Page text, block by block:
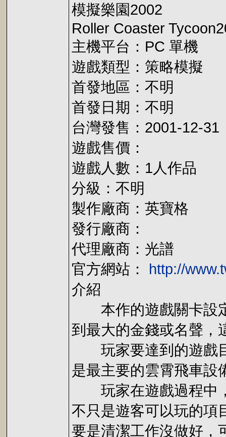
模擬樂園2002
Roller Coaster
主機平台：PC 單機
遊戲類型：策略模擬
首發地區：不明
首發日期：不明
台灣發售：2001-12-31
遊戲售價：
遊戲人數：1人作品
分級：不明
製作廠商：英寶格
發行廠商：
代理廠商：光譜
官方網站： http://
介紹
本作的遊戲關卡設定
到最大的金錢或名聲，
玩家要達到的遊戲目
是最主要的雲霄飛車設
玩家在遊戲過程中，
不只是遊客可以玩的項
要是清潔工作沒做好，